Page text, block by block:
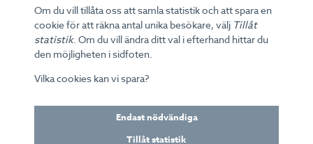
förväntningar på en utomordentligt bra
kundservice”, säger Jonas Karlén”, VD på Viasat.
Pressmeddelande 2013-10-09
Om du vill tillåta oss att samla statistik och att spara en
cookie för att räkna antal unika besökare, välj Tillåt
statistik. Om du vill ändra ditt val i efterhand hittar du
den möjligheten i sidfoten.
Vilka cookies kan vi spara?
Endast nödvändiga
Tillåt statistik